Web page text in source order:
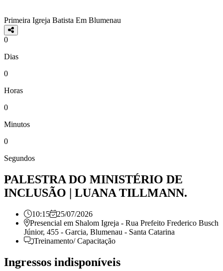
Primeira Igreja Batista Em Blumenau
0
Dias
0
Horas
0
Minutos
0
Segundos
PALESTRA DO MINISTÉRIO DE
INCLUSÃO | LUANA TILLMANN.
10:15
25/07/2026
Presencial em Shalom Igreja - Rua Prefeito Frederico Busch
Júnior, 455 - Garcia, Blumenau - Santa Catarina
Treinamento/ Capacitação
Ingressos indisponíveis